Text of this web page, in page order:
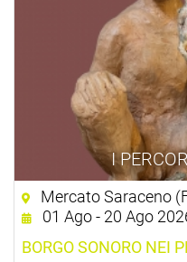
I
Mercato Saraceno
01 Ago - 20 Ago
BORGO SONORO NEI